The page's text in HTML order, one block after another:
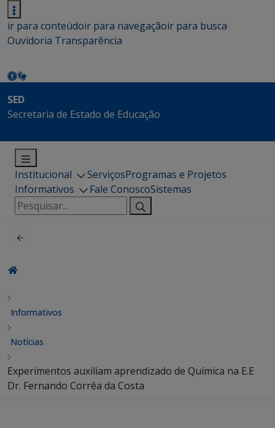
ir para conteúdoir para navegaçãoir para busca
Ouvidoria Transparência
SED
Secretaria de Estado de Educação
Institucional ServiçosProgramas e Projetos
Informativos
Fale ConoscoSistemas
Pesquisar
por:
Informativos
Notícias
Experimentos auxiliam aprendizado de Química na E.E
Dr. Fernando Corrêa da Costa